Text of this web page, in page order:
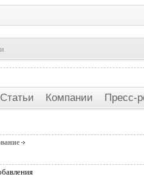
Статьи Компании Пресс-